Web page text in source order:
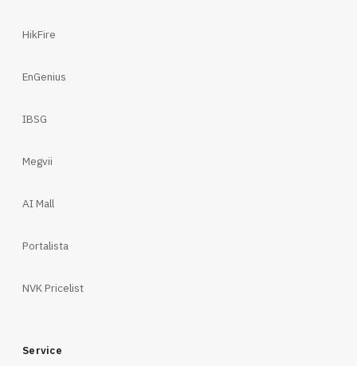
HikFire
EnGenius
IBSG
Megvii
AI Mall
Portalista
NVK Pricelist
Service